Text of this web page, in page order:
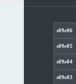
s09e06
s09e05
s09e04
s09e03